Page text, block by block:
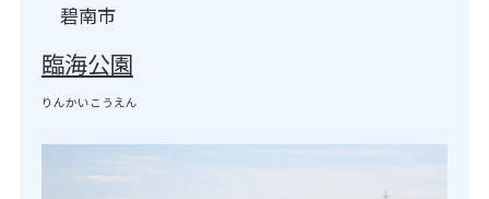
碧南市
臨海公園
りんかいこうえん